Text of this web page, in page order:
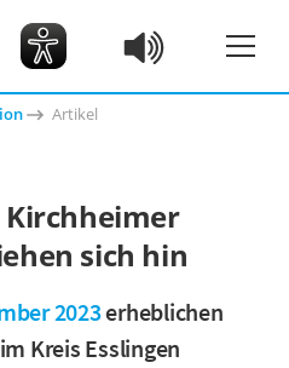
Artikel
sich hin
2023erheblichen
Kreis Esslingen